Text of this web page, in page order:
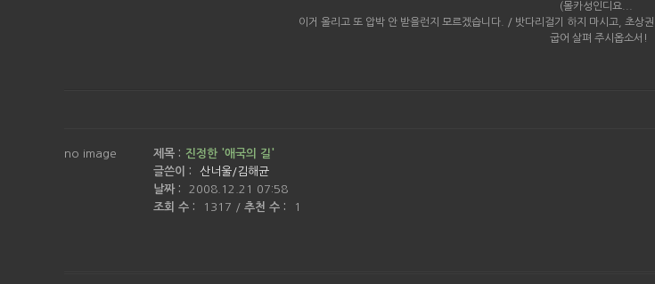
(몰카성인디요...
이거 올리고 또 압박 안 받을런지 모르겠습니다. / 밧다리걸기 하지 마시고, 초상
굽어 살펴 주시옵소서!
no image 제목 : 진정한 '애국의 길'
글쓴이 :
산너울/김해균
날짜 :
2008.12.21 07:58
조회 수 :
1317 / 추천 수 : 1